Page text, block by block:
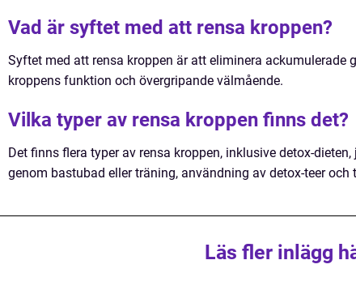
Vad är syftet med att rensa kroppen?
Syftet med att rensa kroppen är att eliminera
kroppens funktion och övergripande välmående.
Vilka typer av rensa kroppen finns det?
Det finns flera typer av rensa kroppen, inklusive detox-
genom bastubad eller träning, användning av detox-teer
Läs fler inlägg